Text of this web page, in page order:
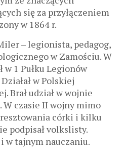
się za przyłączeniem
w 1864 r.
– legionista, pedagog,
w Zamościu. W
w 1 Pułku Legionów
w Polskiej
Brał udział w wojnie
czasie II wojny mimo
córki i kilku
podpisał volkslisty.
w tajnym nauczaniu.